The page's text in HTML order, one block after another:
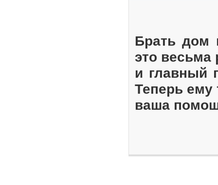
Брать дом
это весьма
и главный
Теперь ему
ваша